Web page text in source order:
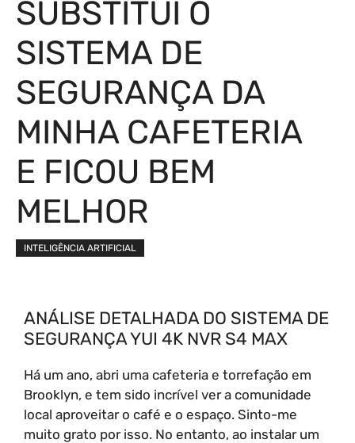
SUBSTITUÍ O
SISTEMA DE
SEGURANÇA DA
MINHA CAFETERIA
E FICOU BEM
MELHOR
INTELIGÊNCIA ARTIFICIAL
ANÁLISE DETALHADA DO SISTEMA DE
SEGURANÇA YUI 4K NVR S4 MAX
Há um ano, abri uma cafeteria e torrefação em
Brooklyn, e tem sido incrível ver a comunidade
local aproveitar o café e o espaço. Sinto-me
muito grato por isso. No entanto, ao instalar um